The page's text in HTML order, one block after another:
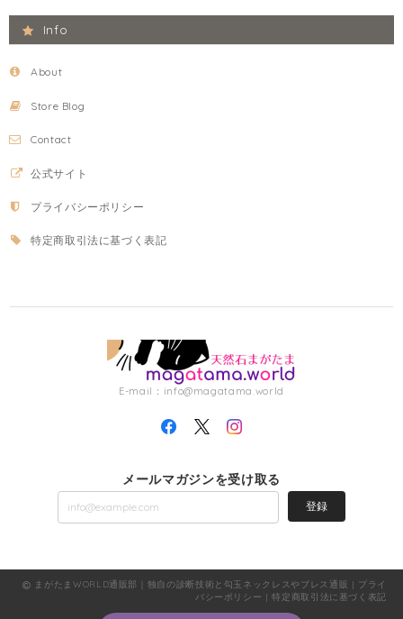
Info
About
Store Blog
Contact
公式サイト
プライバシーポリシー
特定商取引法に基づく表記
E-mail： info@magatama.world
メールマガジンを受け取る
登録
まがたまWORLD通販部｜独自の診断技術と勾玉ネックレスやブレス通販 | プライ
バシーポリシー |特定商取引法に基づく表記